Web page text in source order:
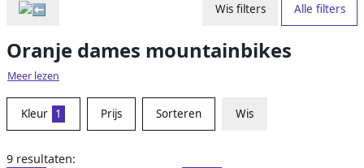
Wis filters Alle filters
Oranje dames mountainbikes
Meer lezen
Kleur 1 Prijs Sorteren Wis
9 resultaten: